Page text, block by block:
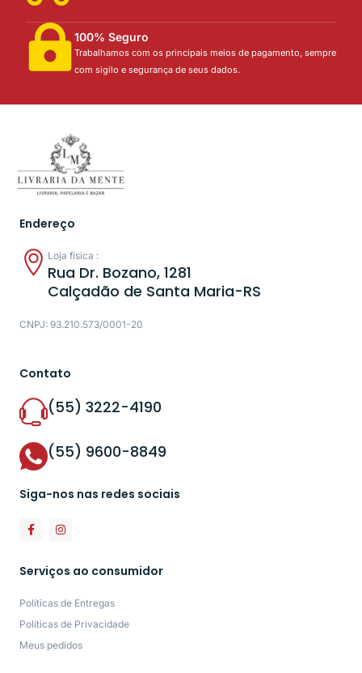
100% Seguro
Trabalhamos com os principais meios de pagamento, sempre
com sigilo e segurança de seus dados.
Endereço
Loja física :
Rua Dr. Bozano, 1281
Calçadão de Santa Maria-RS
CNPJ: 93.210.573/0001-20
Contato
(55) 3222-4190
(55) 9600-8849
Siga-nos nas redes sociais
Serviços ao consumidor
Políticas de Entregas
Políticas de Privacidade
Meus pedidos